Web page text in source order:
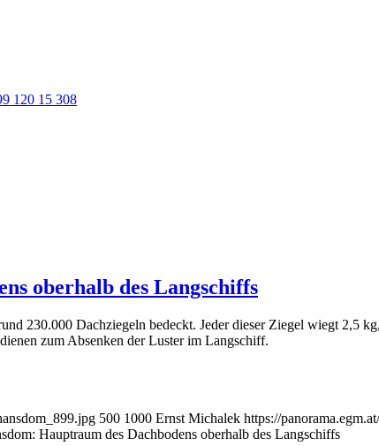
120 15 308
oberhalb des Langschiffs
230.000 Dachziegeln bedeckt. Jeder dieser Ziegel wiegt 2,5
zum Absenken der Luster im Langschiff.
500 1000 Ernst Michalek https://
Hauptraum des Dachbodens oberhalb des Langschiffs